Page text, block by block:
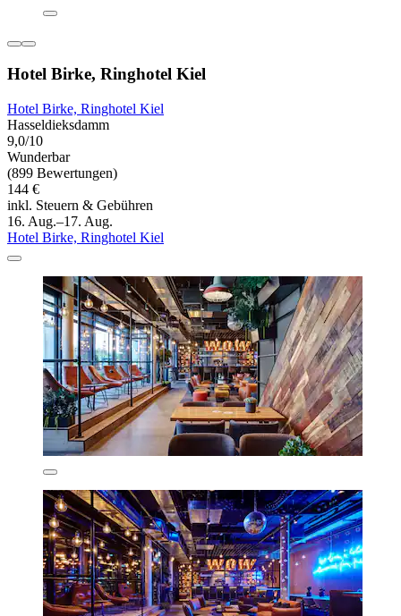
Hotel Birke, Ringhotel Kiel
Hotel Birke, Ringhotel Kiel
Hasseldieksdamm
9,0/10
Wunderbar
(899 Bewertungen)
144 €
inkl. Steuern & Gebühren
16. Aug.–17. Aug.
Hotel Birke, Ringhotel Kiel